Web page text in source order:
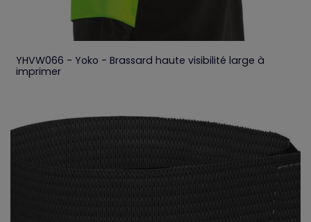
YHVW066 - Yoko - Brassard haute visibilité large à
imprimer